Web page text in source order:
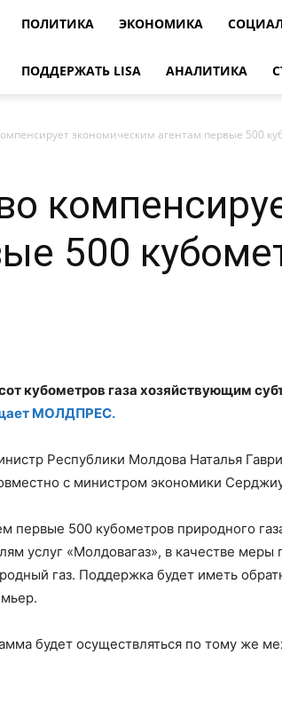
ПОЛИТИКА ЭКОНОМИКА
ПОДДЕРЖАТЬ LISA АНАЛИТИКА
экономическим агентам первые 500
500
кубометров газа хозяйствующим
МОЛДПРЕС.
Республики Молдова Наталья
с министром экономики
первые 500 кубометров природного
услуг «Молдовагаз», в качестве
газ. Поддержка будет иметь
будет осуществляться по тому же